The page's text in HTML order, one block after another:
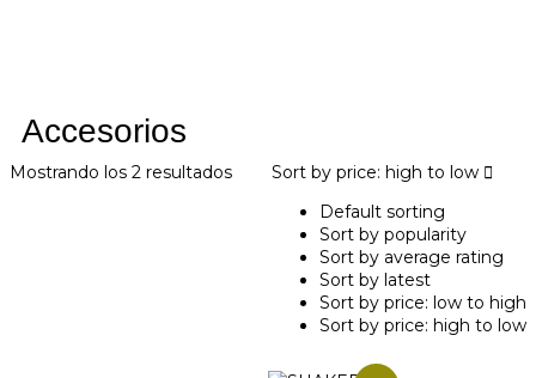
Accesorios
Mostrando los 2 resultados
Sort by price: high to low
Default sorting
Sort by popularity
Sort by average rating
Sort by latest
Sort by price: low to high
Sort by price: high to low